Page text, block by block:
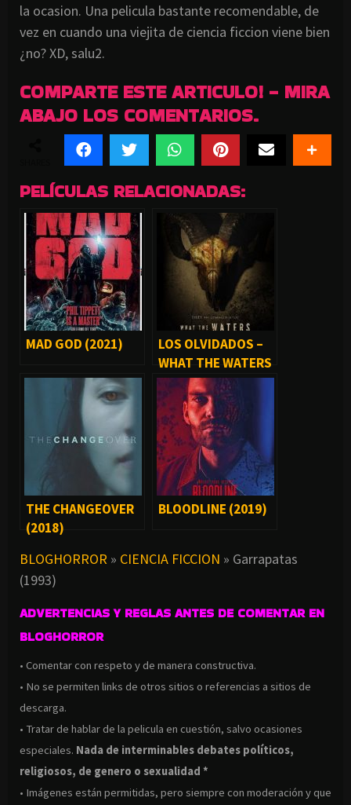
la ocasion. Una pelicula bastante recomendable, de
vez en cuando una viejita de ciencia ficcion viene bien
¿no? XD, salu2.
COMPARTE ESTE ARTICULO! - MIRA
ABAJO LOS COMENTARIOS.
PELÍCULAS RELACIONADAS:
MAD GOD (2021)
LOS OLVIDADOS –
WHAT THE WATERS
LEFT BEHIND (2018)
THE CHANGEOVER
(2018)
BLOODLINE (2019)
BLOGHORROR » CIENCIA FICCION » Garrapatas
(1993)
ADVERTENCIAS Y REGLAS ANTES DE COMENTAR EN
BLOGHORROR
• Comentar con respeto y de manera constructiva.
• No se permiten links de otros sitios o referencias a sitios de
descarga.
• Tratar de hablar de la pelicula en cuestión, salvo ocasiones
especiales. Nada de interminables debates políticos,
religiosos, de genero o sexualidad *
• Imágenes están permitidas, pero siempre con moderación y que